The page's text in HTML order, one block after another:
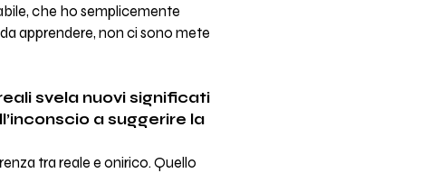
che ho semplicemente
apprendere, non ci sono mete
svela nuovi significati
a suggerire la
tra reale e onirico. Quello